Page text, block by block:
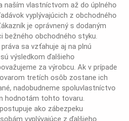
naším vlastníctvom až do úplného
vyplývajúcich z obchodného
je oprávnený s dodaným
bežného obchodného styku.
sa vzťahuje aj na plnú
výsledkom ďalšieho
za výrobcu. Ak v prípade
tretích osôb zostane ich
nadobudneme spoluvlastníctvo
hodnotám tohto tovaru.
ako zábezpeku
vyplývajúce z ďalšieho